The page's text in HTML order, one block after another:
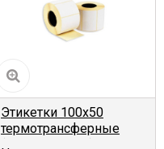
Этикетки 100x50
термотрансферные